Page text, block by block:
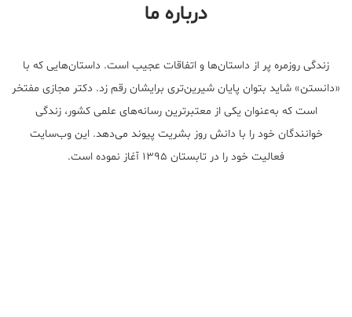
درباره ما
زندگی روزمره پر از داستان‌ها و اتفاقات عجیب است. داستان‌هایی که با
«دانستن» شاید بتوان پایان شیرین‌تری برایشان رقم زد. دکتر مجازی مفتخر
است که به‌عنوان یکی از معتبر‌ترین رسانه‌های علمی کشور، زندگی
خوانندگان خود را با دانش روز بشریت پیوند می‌دهد. این وب‌سایت
فعالیت خود را در تابستان ۱۳۹۵ آغاز نموده است.